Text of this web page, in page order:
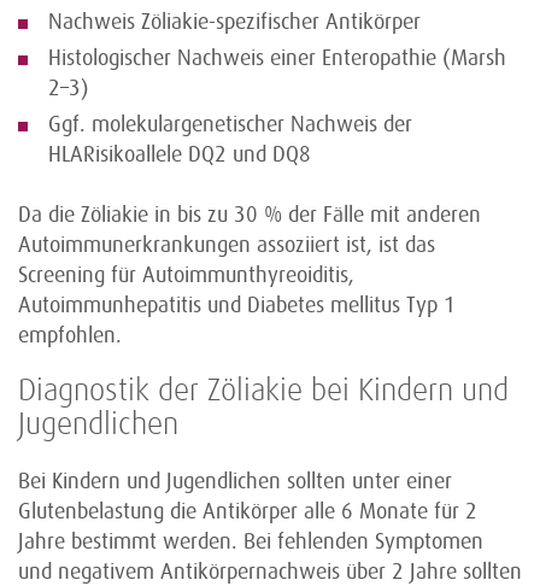
Nachweis Zöliakie-spezifischer Antikörper
Histologischer Nachweis einer Enteropathie (Marsh
2–3)
Ggf. molekulargenetischer Nachweis der
HLARisikoallele DQ2 und DQ8
Da die Zöliakie in bis zu 30 % der Fälle mit anderen
Autoimmunerkrankungen assoziiert ist, ist das
Screening für Autoimmunthyreoiditis,
Autoimmunhepatitis und Diabetes mellitus Typ 1
empfohlen.
Diagnostik der Zöliakie bei Kindern und
Jugendlichen
Bei Kindern und Jugendlichen sollten unter einer
Glutenbelastung die Antikörper alle 6 Monate für 2
Jahre bestimmt werden. Bei fehlenden Symptomen
und negativem Antikörpernachweis über 2 Jahre sollten